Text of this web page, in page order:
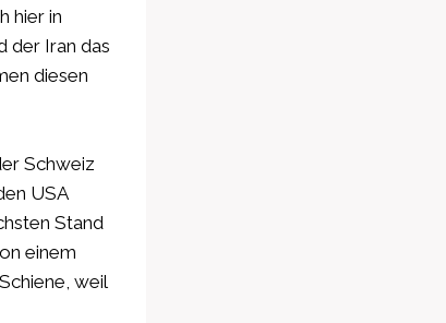
hier in
der Iran das
diesen
Schweiz
USA
Stand
einem
weil